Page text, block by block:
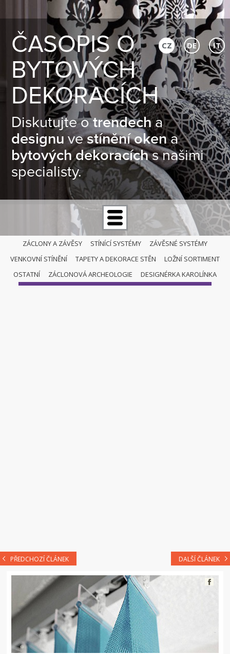
ČASOPIS O
BYTOVÝCH
DEKORACÍCH
Diskutujte otrendecha
designuvestínění okena
bytových dekoracíchs našimi
specialisty.
CZ DE IT
ZÁCLONY A ZÁVĚSY STÍNÍCÍ SYSTÉMY
ZÁVĚSNÉ SYSTÉMY
VENKOVNÍ STÍNĚNÍ
TAPETY A DEKORACE STĚN
LOŽNÍ SORTIMENT
OSTATNÍ
ZÁCLONOVÁ ARCHEOLOGIE DESIGNÉRKA KAROLÍNKA
VERTIKÁLNÍ ŽALUZIE
PŘEDCHOZÍ ČLÁNEK DALŠÍ ČLÁNEK